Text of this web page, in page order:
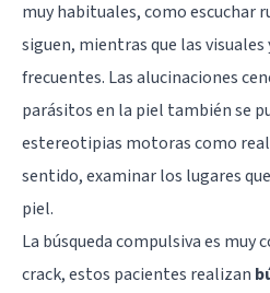
muy habituales, como escuchar
siguen, mientras que las
frecuentes. Las alucinaciones
parásitos en la piel también se
estereotipias motoras como
sentido, examinar los lugares
piel.
La búsqueda compulsiva es muy
crack, estos pacientes realizan